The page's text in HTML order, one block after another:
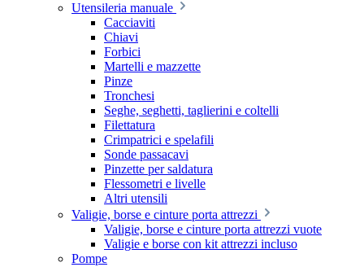
Utensileria manuale
Cacciaviti
Chiavi
Forbici
Martelli e mazzette
Pinze
Tronchesi
Seghe, seghetti, taglierini e coltelli
Filettatura
Crimpatrici e spelafili
Sonde passacavi
Pinzette per saldatura
Flessometri e livelle
Altri utensili
Valigie, borse e cinture porta attrezzi
Valigie, borse e cinture porta attrezzi vuote
Valigie e borse con kit attrezzi incluso
Pompe